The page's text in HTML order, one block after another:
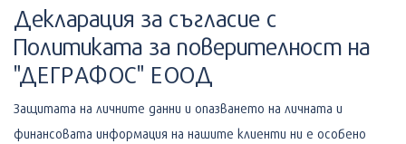
Декларация за съгласие с
Политиката за поверителност на
"ДЕГРАФОС" ЕООД
Защитата на личните данни и опазването на личната и
финансовата информация на нашите клиенти ни е особено